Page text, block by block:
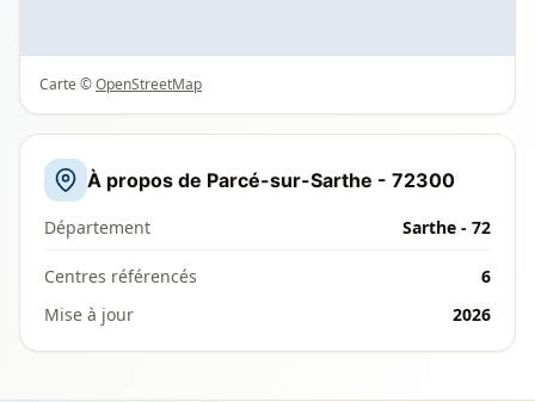
Carte ©OpenStreetMap
À propos de Parcé-sur-Sarthe - 72300
Département Sarthe - 72
Centres référencés
6
Mise à jour
2026